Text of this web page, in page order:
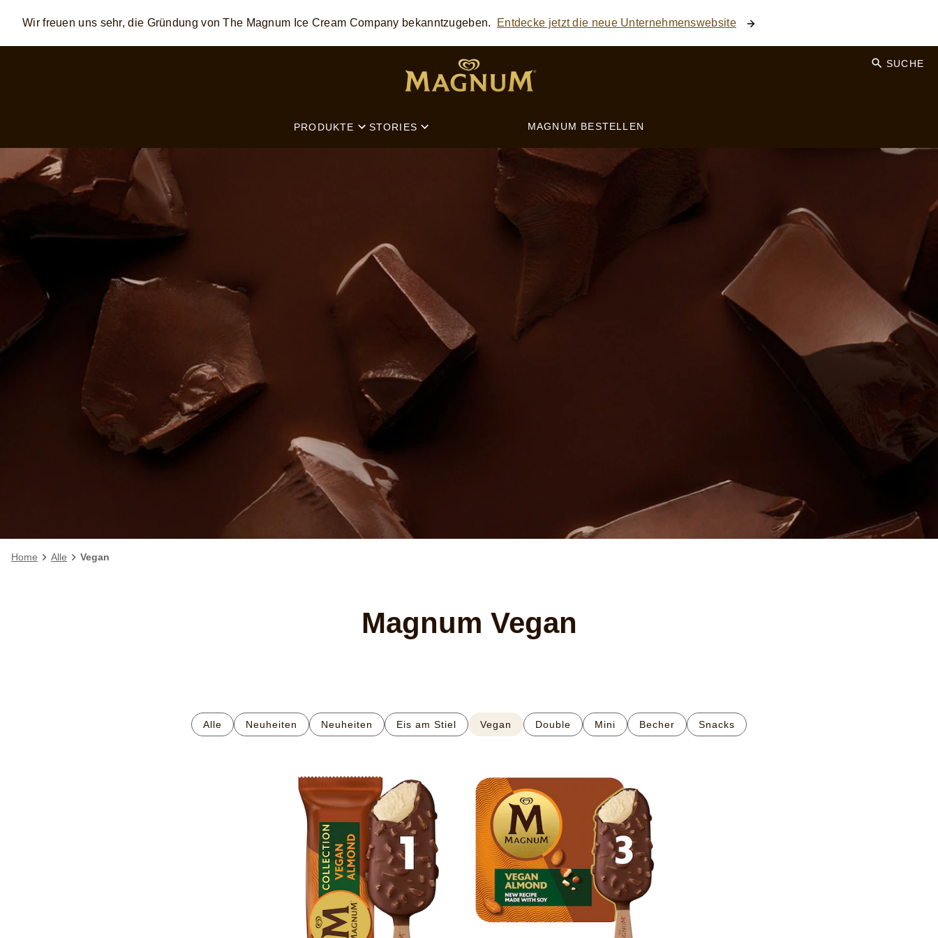
Skip to: MAIN CONTENT FOOTER SEARCH
Wir freuen uns sehr, die Gründung von The Magnum Ice Cream Company bekanntzugeben. Entdecke jetzt die neue Unternehmenswebsite
PRODUKTE STORIES MAGNUM BESTELLEN
SUCHE
Home Alle Vegan
Magnum Vegan
Alle Neuheiten​ Neuheiten Eis am Stiel Vegan Double​ Mini Becher Snacks